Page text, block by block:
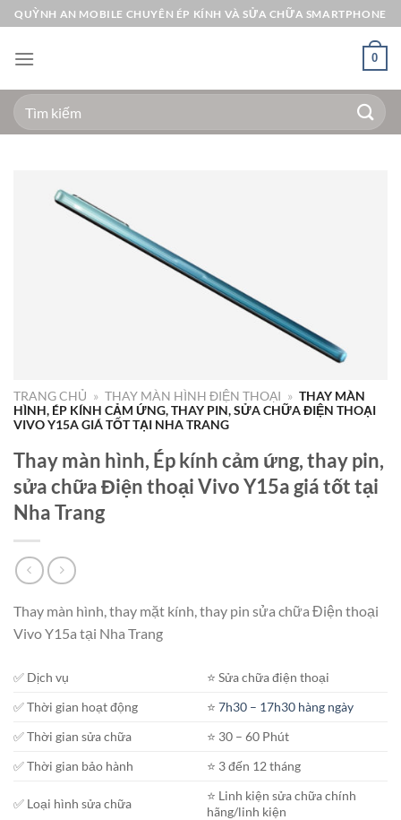
Bỏ
qua
nội
QUỲNH AN MOBILE CHUYÊN ÉP KÍNH VÀ SỬA CHỮA SMARTPHONE
0
Tìm
kiếm:
TRANG CHỦ » THAY MÀN HÌNH ĐIỆN THOẠI » THAY MÀN
HÌNH, ÉP KÍNH CẢM ỨNG, THAY PIN, SỬA CHỮA ĐIỆN THOẠI
VIVO Y15A GIÁ TỐT TẠI NHA TRANG
Thay màn hình, Ép kính cảm ứng, thay pin,
sửa chữa Điện thoại Vivo Y15a giá tốt tại
Nha Trang
Thay màn hình, thay mặt kính, thay pin sửa chữa Điện thoại
Vivo Y15a tại Nha Trang
✅ Dịch vụ
⭐️ Sửa chữa điện thoại
✅ Thời gian hoạt động
⭐️7h30 – 17h30 hàng ngày
✅ Thời gian sửa chữa
⭐️ 30 – 60 Phút
✅ Thời gian bảo hành
⭐️ 3 đến 12 tháng
✅ Loại hình sửa chữa
⭐️ Linh kiện sửa chữa chính
hãng/linh kiện